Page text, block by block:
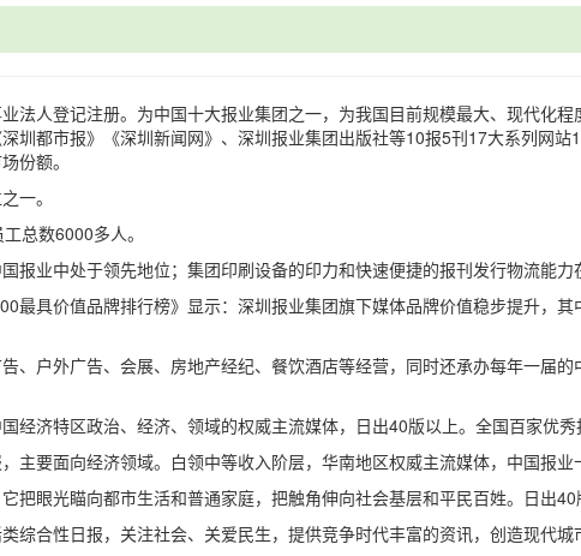
法人登记注册。为中国十大报业集团之一，为我国目前规模最大、现代化
圳都市报》《深圳新闻网》、深圳报业集团出版社等10报5刊17大系列网
份额。
一。
总数6000多人。
报业中处于领先地位；集团印刷设备的印力和快速便捷的报刊发行物流能力
最具价值品牌排行榜》显示：深圳报业集团旗下媒体品牌价值稳步提升，
、户外广告、会展、房地产经纪、餐饮酒店等经营，同时还承办每年一届
经济特区政治、经济、领域的权威主流媒体，日出40版以上。全国百家优秀
主要面向经济领域。白领中等收入阶层，华南地区权威主流媒体，中国报业
把眼光瞄向都市生活和普通家庭，把触角伸向社会基层和平民百姓。日出40
综合性日报，关注社会、关爱民生，提供竞争时代丰富的资讯，创造现代城